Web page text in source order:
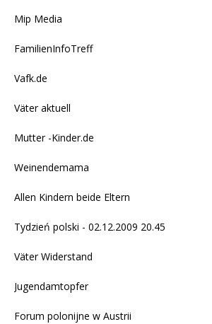
Mip Media
FamilienInfoTreff
Vafk.de
Väter aktuell
Mutter -Kinder.de
Weinendemama
Allen Kindern beide Eltern
Tydzień polski - 02.12.2009 20.45
Väter Widerstand
Jugendamtopfer
Forum polonijne w Austrii